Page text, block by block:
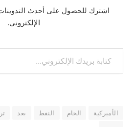
اشترك للحصول على أحدث
الإلكتروني.
الأميركية الخام النفط بعد